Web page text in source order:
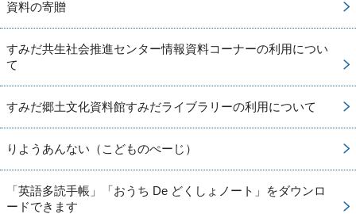
資料の寄贈
すみだ共生社会推進センター情報資料コーナーの利用につい
て
すみだ郷土文化資料館すみだライブラリーの利用について
りようあんない（こどものぺーじ）
「英語多読手帳」「おうち De どくしょノート」をダウンロ
ードできます